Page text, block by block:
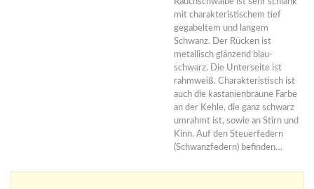
mit charakteristischem tief
gegabeltem und langem
Schwanz. Der Rücken ist
metallisch glänzend blau-
schwarz. Die Unterseite ist
rahmweiß. Charakteristisch ist
auch die kastanienbraune Farbe
an der Kehle, die ganz schwarz
umrahmt ist, sowie an Stirn und
Kinn. Auf den Steuerfedern
(Schwanzfedern) befinden…